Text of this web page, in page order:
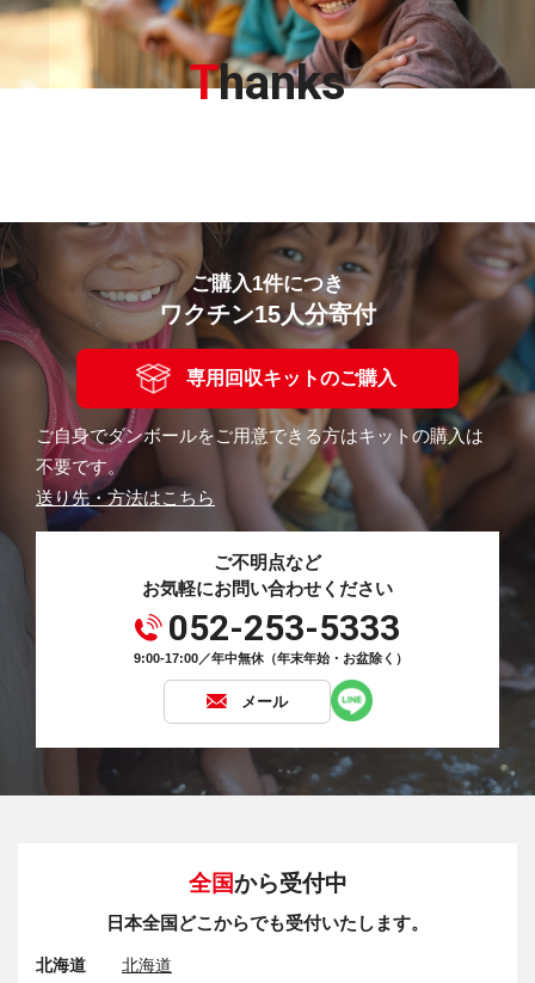
Thanks
ご購入1件につき
ワクチン15人分寄付
専用回収キットのご購入
ご自身でダンボールをご用意できる方はキットの購入は
不要です。
送り先・方法はこちら
ご不明点など
お気軽にお問い合わせください
052-253-5333
9:00-17:00／年中無休（年末年始・お盆除く）
メール
全国から受付中
日本全国どこからでも受付いたします。
北海道 北海道